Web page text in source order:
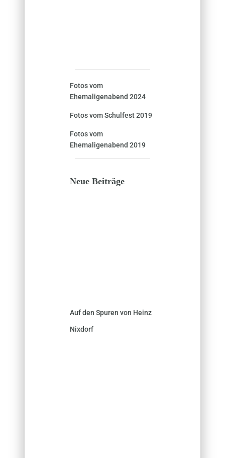
Fotos vom
Ehemaligenabend 2024
Fotos vom Schulfest 2019
Fotos vom
Ehemaligenabend 2019
Neue Beiträge
Auf den Spuren von Heinz
Nixdorf